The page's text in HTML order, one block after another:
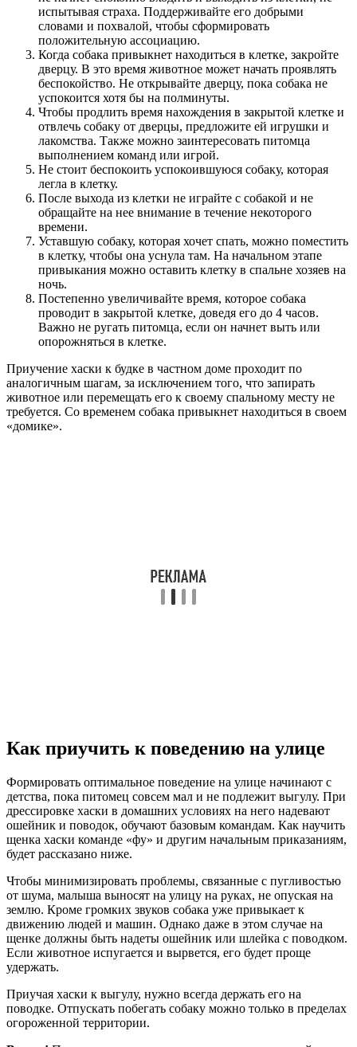
испытывая страха. Поддерживайте его добрыми
словами и похвалой, чтобы сформировать
положительную ассоциацию.
Когда собака привыкнет находиться в клетке, закройте
дверцу. В это время животное может начать проявлять
беспокойство. Не открывайте дверцу, пока собака не
успокоится хотя бы на полминуты.
Чтобы продлить время нахождения в закрытой клетке и
отвлечь собаку от дверцы, предложите ей игрушки и
лакомства. Также можно заинтересовать питомца
выполнением команд или игрой.
Не стоит беспокоить успокоившуюся собаку, которая
легла в клетку.
После выхода из клетки не играйте с собакой и не
обращайте на нее внимание в течение некоторого
времени.
Уставшую собаку, которая хочет спать, можно поместить
в клетку, чтобы она уснула там. На начальном этапе
привыкания можно оставить клетку в спальне хозяев на
ночь.
Постепенно увеличивайте время, которое собака
проводит в закрытой клетке, доведя его до 4 часов.
Важно не ругать питомца, если он начнет выть или
опорожняться в клетке.
Приучение хаски к будке в частном доме проходит по
аналогичным шагам, за исключением того, что запирать
животное или перемещать его к своему спальному месту не
требуется. Со временем собака привыкнет находиться в своем
«домике».
Как приучить к поведению на улице
Формировать оптимальное поведение на улице начинают с
детства, пока питомец совсем мал и не подлежит выгулу. При
дрессировке хаски в домашних условиях на него надевают
ошейник и поводок, обучают базовым командам. Как научить
щенка хаски команде «фу» и другим начальным приказаниям,
будет рассказано ниже.
Чтобы минимизировать проблемы, связанные с пугливостью
от шума, малыша выносят на улицу на руках, не опуская на
землю. Кроме громких звуков собака уже привыкает к
движению людей и машин. Однако даже в этом случае на
щенке должны быть надеты ошейник или шлейка с поводком.
Если животное испугается и вырвется, его будет проще
удержать.
Приучая хаски к выгулу, нужно всегда держать его на
поводке. Отпускать побегать собаку можно только в пределах
огороженной территории.